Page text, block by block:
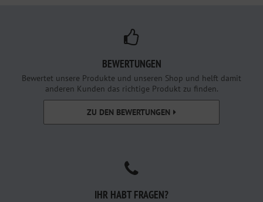
BEWERTUNGEN
Bewertet unsere Produkte und unseren Shop und helft damit
anderen Kunden das richtige Produkt zu finden.
ZU DEN BEWERTUNGEN
IHR HABT FRAGEN?